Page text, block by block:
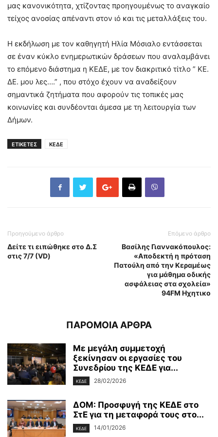
μας κανονικότητα, χτίζοντας προηγουμένως το αναγκαίο
τείχος ανοσίας απέναντι στον ιό και τις μεταλλάξεις του.
Η εκδήλωση με τον καθηγητή Ηλία Μόσιαλο εντάσσεται
σε έναν κύκλο ενημερωτικών δράσεων που αναλαμβάνει
το επόμενο διάστημα η ΚΕΔΕ, με τον διακριτικό τίτλο ” ΚΕ.
ΔΕ. μου λες….” , που στόχο έχουν να αναδείξουν
σημαντικά ζητήματα που αφορούν τις τοπικές μας
κοινωνίες και συνδέονται άμεσα με τη λειτουργία των
Δήμων.
ΕΤΙΚΕΤΕΣ ΚΕΔΕ
Προηγούμενο άρθρο
Δείτε τι ειπώθηκε στο Δ.Σ
στις 7/7 (VD)
Επόμενο άρθρο
Βασίλης Γιαννακόπουλος:
«Αποδεκτή η πρόταση
Πατούλη από την Κεραμέως
για μάθημα οδικής
ασφάλειας στα σχολεία»
94FM Ηχητικο
ΠΑΡΟΜΟΙΑ ΑΡΘΡΑ
Με μεγάλη συμμετοχή
ξεκίνησαν οι εργασίες του
Συνεδρίου της ΚΕΔΕ για...
ΚΕΔΕ 28/02/2026
ΔΟΜ: Προσφυγή της ΚΕΔΕ στο
ΣτΕ για τη μεταφορά τους στο...
ΚΕΔΕ 14/01/2026